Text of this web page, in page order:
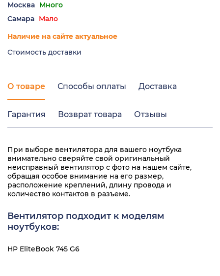
Москва Много
Самара Мало
Наличие на сайте актуальное
Стоимость доставки
О товаре Способы оплаты Доставка
Гарантия Возврат товара Отзывы
При выборе вентилятора для вашего ноутбука
внимательно сверяйте свой оригинальный
неисправный вентилятор с фото на нашем сайте,
обращая особое внимание на его размер,
расположение креплений, длину провода и
количество контактов в разъеме.
Вентилятор подходит к моделям
ноутбуков:
HP EliteBook 745 G6